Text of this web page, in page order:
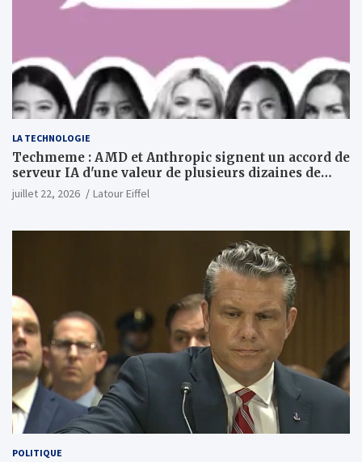
LA TECHNOLOGIE
Techmeme : AMD et Anthropic signent un accord de
serveur IA d'une valeur de plusieurs dizaines de
milliards ; Anthropic achètera jusqu'à 2 GW de puces
MI450 à partir du premier semestre 2027 et AMD
(Wall Street Journal)
juillet 22, 2026 Latour Eiffel
POLITIQUE